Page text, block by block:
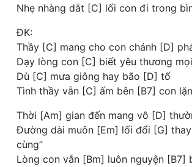
Nhẹ nhàng dắt [C] lối con đi trong
ĐK:
Thầy [C] mang cho con chánh [D]
Dạy lòng con [C] biết yêu thương
Dù [C] mưa giông hay bão [D] tố
Tình thầy vẫn [C] ấm bên [B7] con
Thời [Am] gian đến mang vô [D]
Đường dài muôn [Em] lối đổi [G]
cùng”
Lòng con vẫn [Bm] luôn nguyện [B7]